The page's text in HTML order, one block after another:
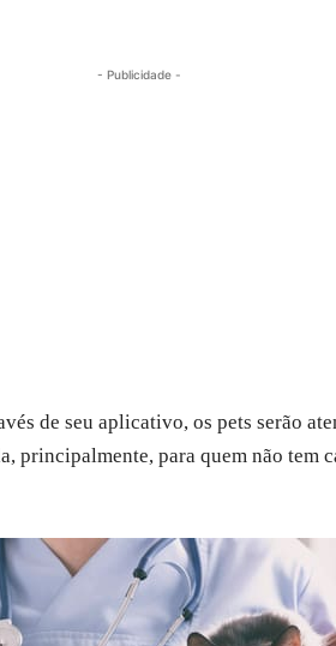
- Publicidade -
de seu aplicativo, os pets serão
principalmente, para quem não